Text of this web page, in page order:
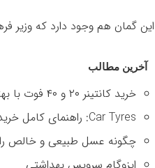
این گمان هم وجود دارد که وزیر
آخرین مطالب
خرید کانتینر ۲۰ و ۴۰ فوت با بهترین قیمت
Car Tyres: راهنمای کامل خرید تایر
چگونه عسل طبیعی و خالص